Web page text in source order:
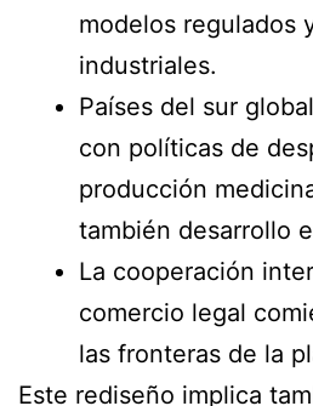
modelos regulados
industriales.
Países del sur
con políticas de
producción
también desarrollo
La cooperación
comercio legal
las fronteras de la
Este rediseño implica